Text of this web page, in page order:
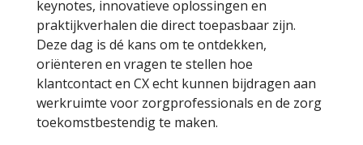
keynotes, innovatieve oplossingen en
praktijkverhalen die direct toepasbaar zijn.
Deze dag is dé kans om te ontdekken,
oriënteren en vragen te stellen hoe
klantcontact en CX echt kunnen bijdragen aan
werkruimte voor zorgprofessionals en de zorg
toekomstbestendig te maken.